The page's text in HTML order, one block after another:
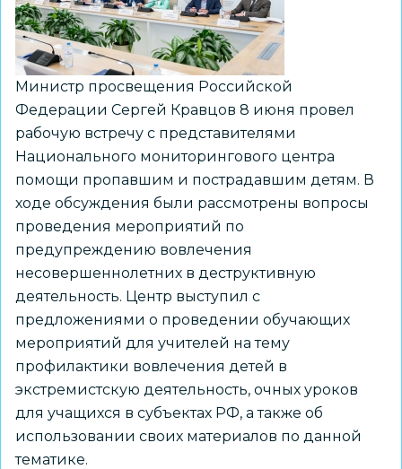
Министр просвещения Российской
Федерации Сергей Кравцов 8 июня провел
рабочую встречу с представителями
Национального мониторингового центра
помощи пропавшим и пострадавшим детям. В
ходе обсуждения были рассмотрены вопросы
проведения мероприятий по
предупреждению вовлечения
несовершеннолетних в деструктивную
деятельность. Центр выступил с
предложениями о проведении обучающих
мероприятий для учителей на тему
профилактики вовлечения детей в
экстремистскую деятельность, очных уроков
для учащихся в субъектах РФ, а также об
использовании своих материалов по данной
тематике.